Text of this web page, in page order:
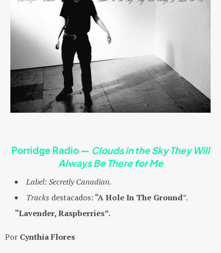
Porridge Radio— Clouds in the Sky They Will
Always Be There for Me
Label: Secretly Canadian.
Tracks destacados: “A Hole In The Ground”.
“Lavender, Raspberries”.
Por Cynthia Flores